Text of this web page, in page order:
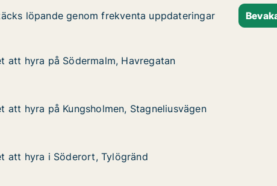
löpande genom frekventa uppdateringar
Södermalm, Havregatan
att hyra på Södermalm, Havregatan
att hyra på Södermalm, Havregatan
Kungsholmen, Stagneliusvägen
att hyra på Kungsholmen, Stagneliusvägen
att hyra på Kungsholmen, Stagneliusvägen
Söderort, Tylögränd
att hyra i Söderort, Tylögränd
att hyra i Söderort, Tylögränd